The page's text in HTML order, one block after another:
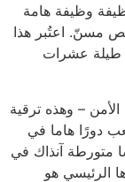
وظيفة هامة
مسنّ. اعتُبر هذا
ازدراء جيل 1948 بيرس طيلة عشرات
الأمن – وهذه ترقية
دورًا هاما في
1956. كانت فرنسا متورطة آنذاك في
الرئيسي هو